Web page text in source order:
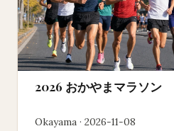
2026 おかやまマラソン
Okayama · 2026-11-08